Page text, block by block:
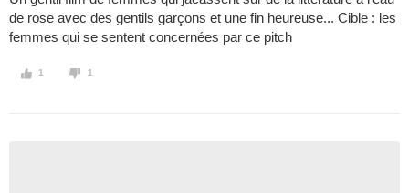
de rose avec des gentils garçons et une fin heureuse... Cible : les
femmes qui se sentent concernées par ce pitch
1 1